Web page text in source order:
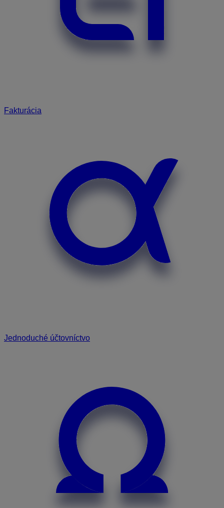
Fakturácia
Jednoduché účtovníctvo